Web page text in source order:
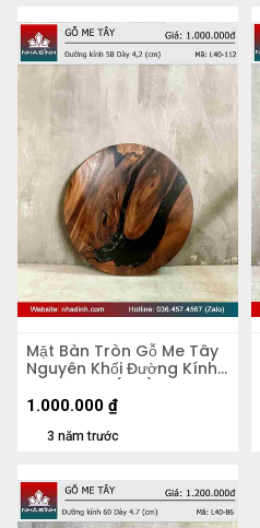
Mặt Bàn Tròn Gỗ Me Tây
Nguyên Khối Đường Kính
58 Dày 4,2 (cm)
3 năm trước
1.000.000 ₫